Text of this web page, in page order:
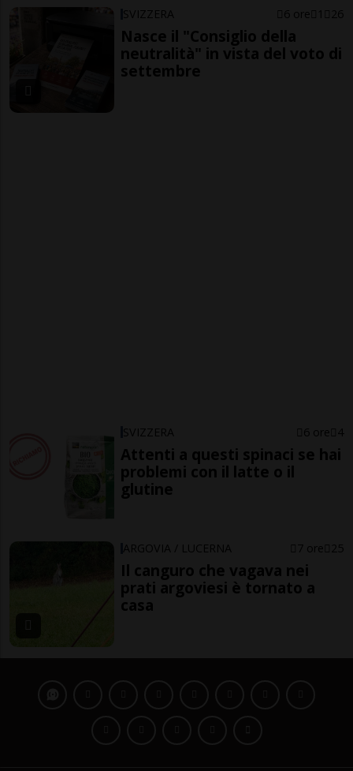
SVIZZERA 6 ore 1 26
Nasce il "Consiglio della
neutralità" in vista del voto di
settembre
SVIZZERA 6 ore 4
Attenti a questi spinaci se hai
problemi con il latte o il
glutine
ARGOVIA / LUCERNA 7 ore 25
Il canguro che vagava nei
prati argoviesi è tornato a
casa